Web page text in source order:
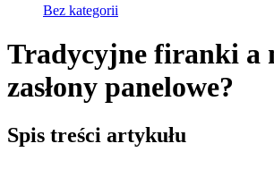
Bez kategorii
Tradycyjne firanki a
zasłony panelowe?
Spis treści artykułu